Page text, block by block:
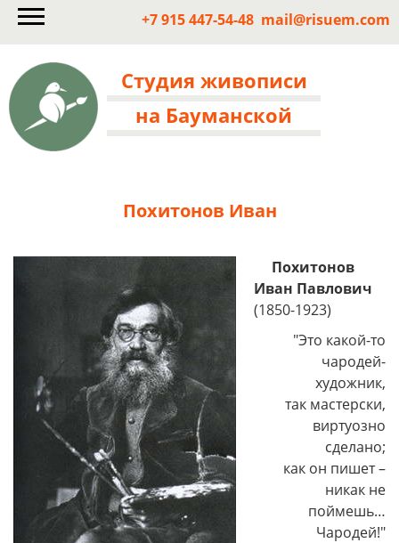
Студия живописи
на Бауманской
+7 915 447-54-48 mail@risuem.com
Похитонов Иван
Похитонов
Иван Павлович
(1850-1923)
"Это какой-то
чародей-
художник,
так мастерски,
виртуозно
сделано;
как он пишет –
никак не
поймешь…
Чародей!"